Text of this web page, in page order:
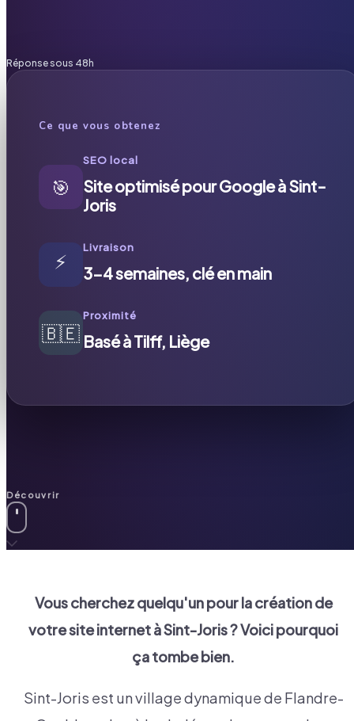
Réponse sous 48h
Ce que vous obtenez
🎯
SEO local
Site optimisé pour Google à Sint-
Joris
⚡
Livraison
3-4 semaines, clé en main
🇧🇪
Proximité
Basé à Tilff, Liège
Découvrir
Vous cherchez quelqu'un pour la création de
votre site internet àSint-Joris? Voici pourquoi
ça tombe bien.
Sint-Joris est un village dynamique de Flandre-